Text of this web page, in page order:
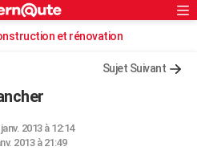
Rechercher
et rénovation
Sujet Suivant
2013 à 12:14
2013 à 21:49